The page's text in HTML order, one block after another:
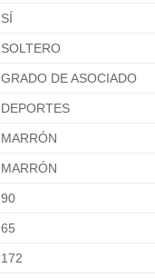
SÍ
SOLTERO
GRADO DE ASOCIADO
DEPORTES
MARRÓN
MARRÓN
90
65
172